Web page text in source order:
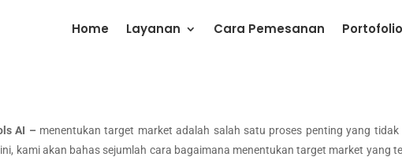
Home Layanan Cara Pemesanan Portofolio
AI – menentukan target market adalah salah satu proses penting yang
kami akan bahas sejumlah cara bagaimana menentukan target market yang